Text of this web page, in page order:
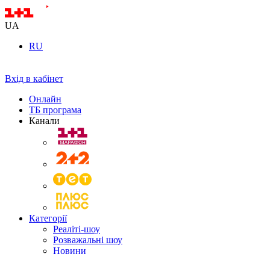
UA
RU
Вхід в кабінет
Онлайн
ТБ програма
Канали
Категорії
Реаліті-шоу
Розважальні шоу
Новини